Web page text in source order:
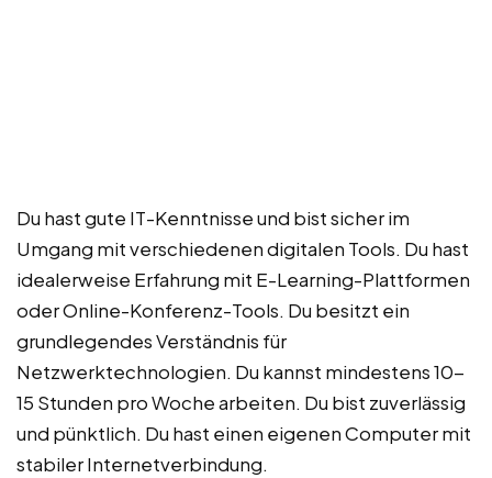
Du hast gute IT-Kenntnisse und bist sicher im
Umgang mit verschiedenen digitalen Tools. Du hast
idealerweise Erfahrung mit E-Learning-Plattformen
oder Online-Konferenz-Tools. Du besitzt ein
grundlegendes Verständnis für
Netzwerktechnologien. Du kannst mindestens 10-
15 Stunden pro Woche arbeiten. Du bist zuverlässig
und pünktlich. Du hast einen eigenen Computer mit
stabiler Internetverbindung.